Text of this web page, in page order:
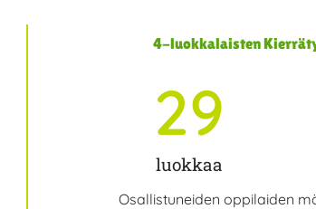
4-luokkalaisten
luokkaa
29
Osallistuneiden oppilaiden